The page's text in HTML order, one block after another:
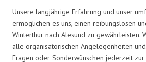
Unsere langjährige Erfahrung und unser
ermöglichen es uns, einen reibungslosen
Winterthur nach Alesund zu gewährleisten.
alle organisatorischen Angelegenheiten
Fragen oder Sonderwünschen jederzeit zur